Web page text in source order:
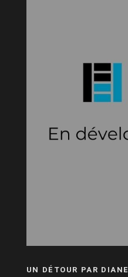
UN DÉTOUR PAR DIANE